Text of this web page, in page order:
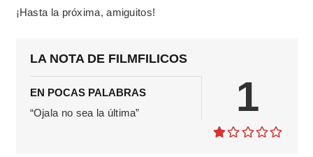
¡Hasta la próxima, amiguitos!
LA NOTA DE FILMFILICOS
EN POCAS PALABRAS
“Ojala no sea la última”
1